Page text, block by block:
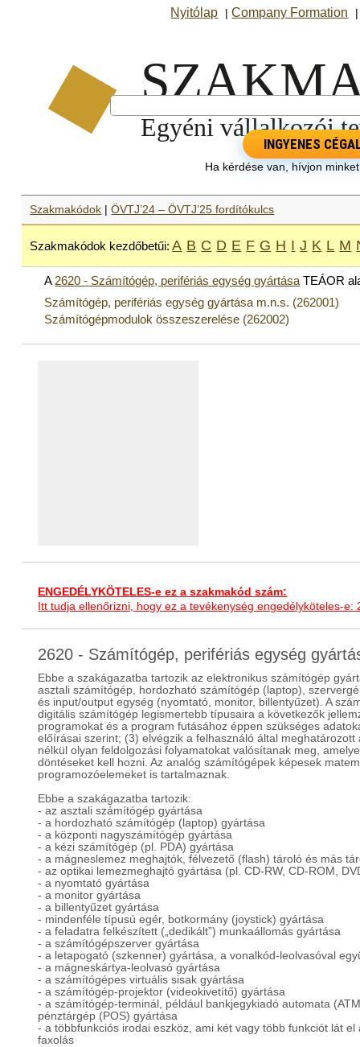
Nyitólap |Company Formation
INGYENES
Ha kérdése van, hívjon
Szakmakódok |ÖVTJ’24 – ÖVTJ’25 fordítókulcs
Szakmakódok kezdőbetűi: A B C D E F G H I J K L M
A 2620 - Számítógép, perifériás egység gyártása TEÁOR
Számítógép, perifériás egység gyártása m.n.s. (262001)
Számítógépmodulok összeszerelése (262002)
ENGEDÉLYKÖTELES-e ez a szakmakód szám:
Itt tudja ellenőrizni, hogy ez a tevékenység engedélyköteles-e:
2620 - Számítógép, perifériás egység
Ebbe a szakágazatba tartozik az elektronikus számítógép
asztali számítógép, hordozható számítógép (laptop),
és input/output egység (nyomtató, monitor, billentyűzet). A
digitális számítógép legismertebb típusaira a következők
programokat és a program futásához éppen szükséges
előírásai szerint; (3) elvégzik a felhasználó által
nélkül olyan feldolgozási folyamatokat valósítanak meg,
döntéseket kell hozni. Az analóg számítógépek képesek
programozóelemeket is tartalmaznak.
Ebbe a szakágazatba tartozik:
- az asztali számítógép gyártása
- a hordozható számítógép (laptop) gyártása
- a központi nagyszámítógép gyártása
- a kézi számítógép (pl. PDA) gyártása
- a mágneslemez meghajtók, félvezető (flash) tároló és más
- az optikai lemezmeghajtó gyártása (pl. CD-RW, CD-ROM,
- a nyomtató gyártása
- a monitor gyártása
- a billentyűzet gyártása
- mindenféle típusú egér, botkormány (joystick) gyártása
- a feladatra felkészített („dedikált”) munkaállomás gyártása
- a számítógépszerver gyártása
- a letapogató (szkenner) gyártása, a vonalkód-leolvasóval
- a mágneskártya-leolvasó gyártása
- a számítógépes virtuális sisak gyártása
- a számítógép-projektor (videokivetítő) gyártása
- a számítógép-terminál, például bankjegykiadó automata
pénztárgép (POS) gyártása
- a többfunkciós irodai eszköz, ami két vagy több funkciót lát
faxolás